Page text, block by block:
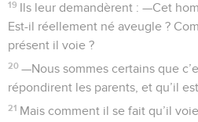
19 Ils leur demandèrent : —Cet
Est-il réellement né aveugle ?
présent il voie ?
20 —Nous sommes certains que
répondirent les parents, et qu’il
21 Mais comment il se fait qu’il